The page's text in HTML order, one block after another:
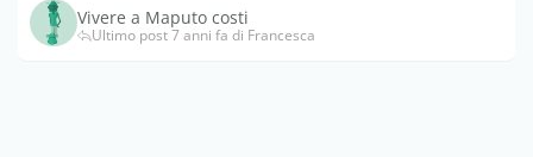
Vivere a Maputo costi
Ultimo post 7 anni fa di Francesca